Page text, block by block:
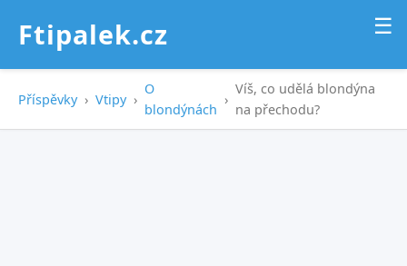
Ftipalek.cz ☰
Příspěvky › Vtipy ›
O
blondýnách
›
Víš, co udělá blondýna
na přechodu?